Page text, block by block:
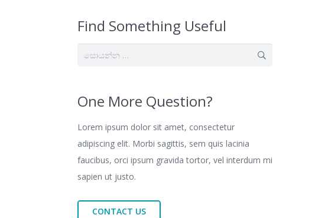
Find Something Useful
සොයන්න:
One More Question?
Lorem ipsum dolor sit amet, consectetur
adipiscing elit. Morbi sagittis, sem quis lacinia
faucibus, orci ipsum gravida tortor, vel interdum mi
sapien ut justo.
CONTACT US